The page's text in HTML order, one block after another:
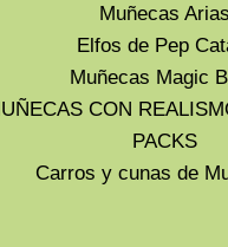
Muñecas Arias
Elfos de Pep
Muñecas Magic
CON
PACKS
Carros y cunas de